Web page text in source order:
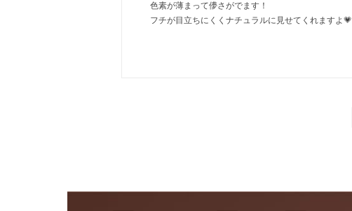
色素が薄まって儚さがでます！
フチが目立ちにくくナチュラルに見せてくれますよ💗